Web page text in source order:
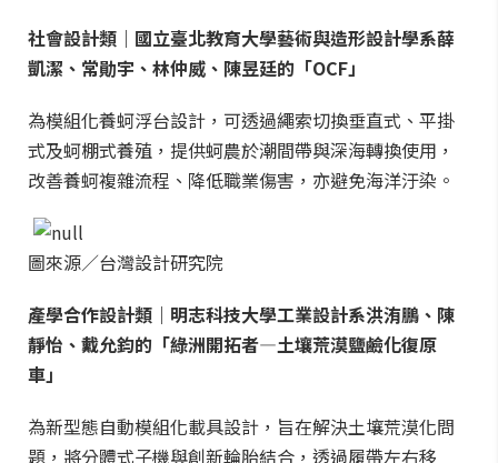
社會設計類｜國立臺北教育大學藝術與造形設計學系薛
凱潔、常勛宇、林仲威、陳昱廷的「OCF」
為模組化養蚵浮台設計，可透過繩索切換垂直式、平掛
式及蚵棚式養殖，提供蚵農於潮間帶與深海轉換使用，
改善養蚵複雜流程、降低職業傷害，亦避免海洋汙染。
圖來源／台灣設計研究院
產學合作設計類｜明志科技大學工業設計系洪洧鵬、陳
靜怡、戴允鈞的「綠洲開拓者—土壤荒漠鹽鹼化復原
車」
為新型態自動模組化載具設計，旨在解決土壤荒漠化問
題，將分體式子機與創新輪胎結合，透過履帶左右移